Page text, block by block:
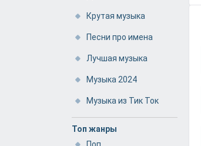
Крутая музыка
Песни про имена
Лучшая музыка
Музыка 2024
Музыка из Тик Ток
Топ жанры